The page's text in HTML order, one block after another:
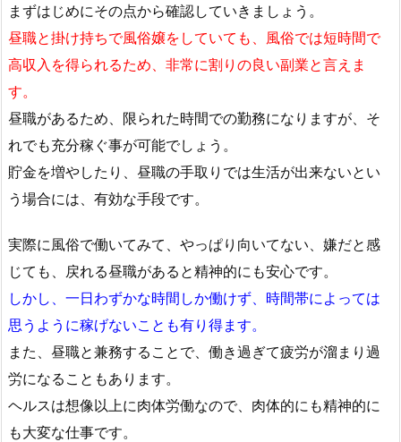
まずはじめにその点から確認していきましょう。
昼職と掛け持ちで風俗嬢をしていても、風俗では短時間で
高収入を得られるため、非常に割りの良い副業と言えま
す。
昼職があるため、限られた時間での勤務になりますが、そ
れでも充分稼ぐ事が可能でしょう。
貯金を増やしたり、昼職の手取りでは生活が出来ないとい
う場合には、有効な手段です。
実際に風俗で働いてみて、やっぱり向いてない、嫌だと感
じても、戻れる昼職があると精神的にも安心です。
しかし、一日わずかな時間しか働けず、時間帯によっては
思うように稼げないことも有り得ます。
また、昼職と兼務することで、働き過ぎて疲労が溜まり過
労になることもあります。
ヘルスは想像以上に肉体労働なので、肉体的にも精神的に
も大変な仕事です。